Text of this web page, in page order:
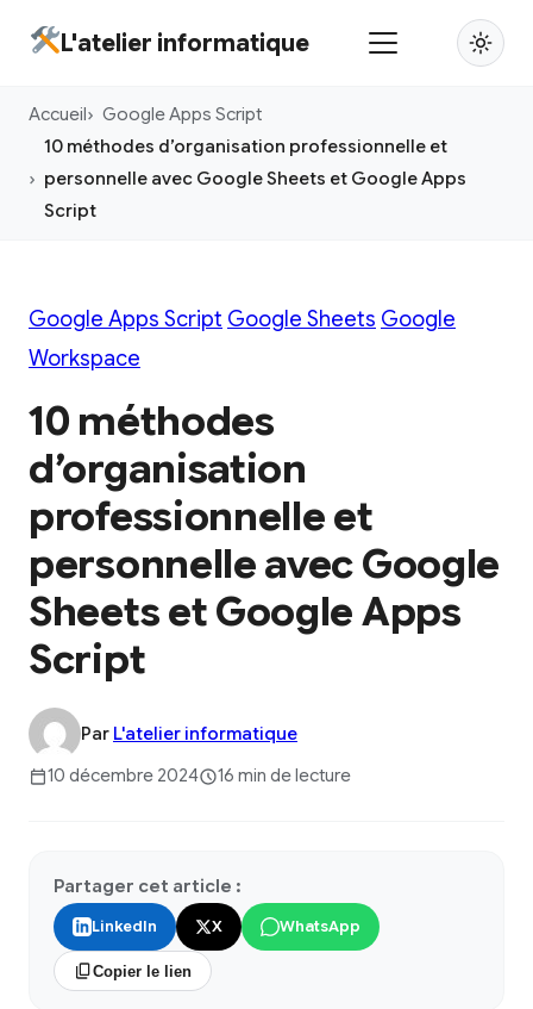
principal
L'atelier informatique
Accueil
Google Apps Script
10 méthodes d’organisation professionnelle et
personnelle avec Google Sheets et Google Apps
Script
Google Apps Script Google Sheets Google
Workspace
10 méthodes
d’organisation
professionnelle et
personnelle avec Google
Sheets et Google Apps
Script
Par L'atelier informatique
10 décembre 2024
16 min de lecture
Partager cet article :
LinkedIn X WhatsApp
Copier le lien